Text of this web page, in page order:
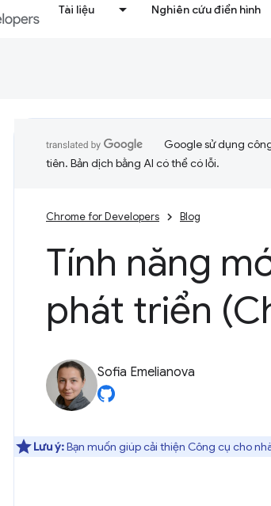
Tài liệu Nghiên cứu điển hình
Google sử dụng
tiên. Bản dịch bằng AI có thể có lỗi.
Chrome for Developers Blog
Tính năng
phát triển
Sofia Emelianova
Lưu ý:Bạn muốn giúp cải thiện Công cụ cho